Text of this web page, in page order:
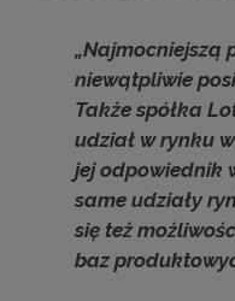
„Najmocniejszą
niewątpliwie
Także spółka
udział w rynku
jej odpowiednik
same udziały
się też
baz